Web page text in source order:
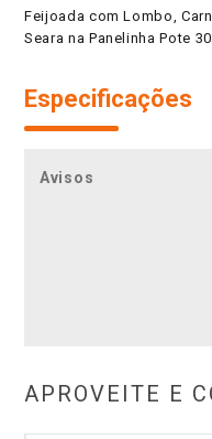
Feijoada com Lombo,
Seara na Panelinha Pote
Especificações
Avisos
APROVEITE E